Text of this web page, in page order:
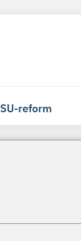
SU-reform